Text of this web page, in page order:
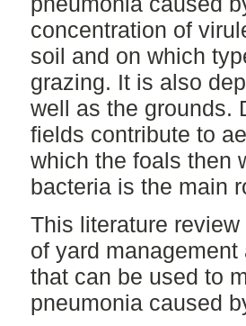
concentration of
soil and on which
grazing. It is also
well as the grounds.
fields contribute to
which the foals then
bacteria is the main
This literature
of yard
that can be used to
pneumonia caused